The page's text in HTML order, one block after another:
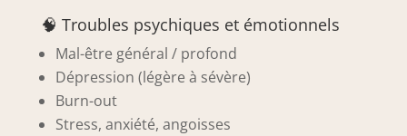
🧠 Troubles psychiques et émotionnels
Mal-être général / profond
Dépression (légère à sévère)
Burn-out
Stress, anxiété, angoisses